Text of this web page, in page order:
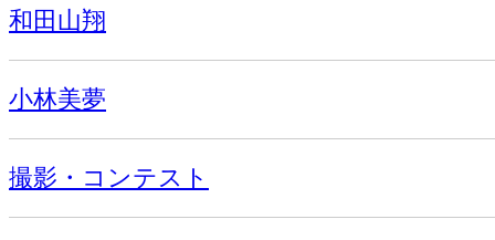
和田山翔
小林美夢
撮影・コンテスト